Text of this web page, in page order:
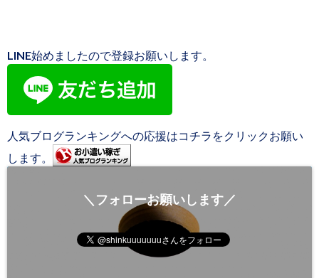
LINE始めましたので登録お願いします。
人気ブログランキングへの応援はコチラをクリックお願い
します。
＼フォローお願いします／